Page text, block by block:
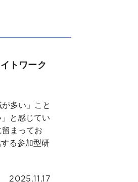
トワーク
多い」こと
と感じてい
まってお
る参加型研
2025.11.17